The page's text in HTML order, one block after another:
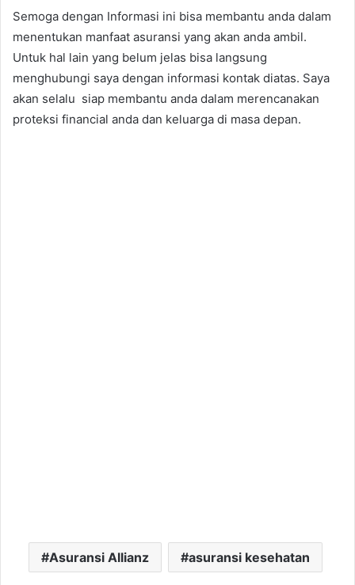
Semoga dengan Informasi ini bisa membantu anda dalam
menentukan manfaat asuransi yang akan anda ambil.
Untuk hal lain yang belum jelas bisa langsung
menghubungi saya dengan informasi kontak diatas. Saya
akan selalu siap membantu anda dalam merencanakan
proteksi financial anda dan keluarga di masa depan.
Asuransi Allianz asuransi kesehatan